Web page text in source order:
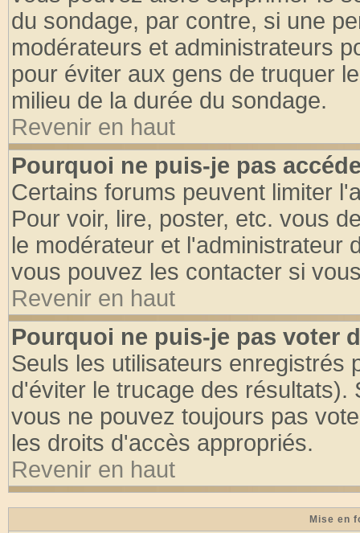
du sondage, par contre, si une
modérateurs et administrateurs
pour éviter aux gens de truquer
milieu de la durée du sondage.
Revenir en haut
Pourquoi ne puis-je pas
Certains forums peuvent limiter
Pour voir, lire, poster, etc. vous
le modérateur et l'administrateur
vous pouvez les contacter si
Revenir en haut
Pourquoi ne puis-je pas voter
Seuls les utilisateurs enregistrés
d'éviter le trucage des
vous ne pouvez toujours pas
les droits d'accès appropriés.
Revenir en haut
Mise en